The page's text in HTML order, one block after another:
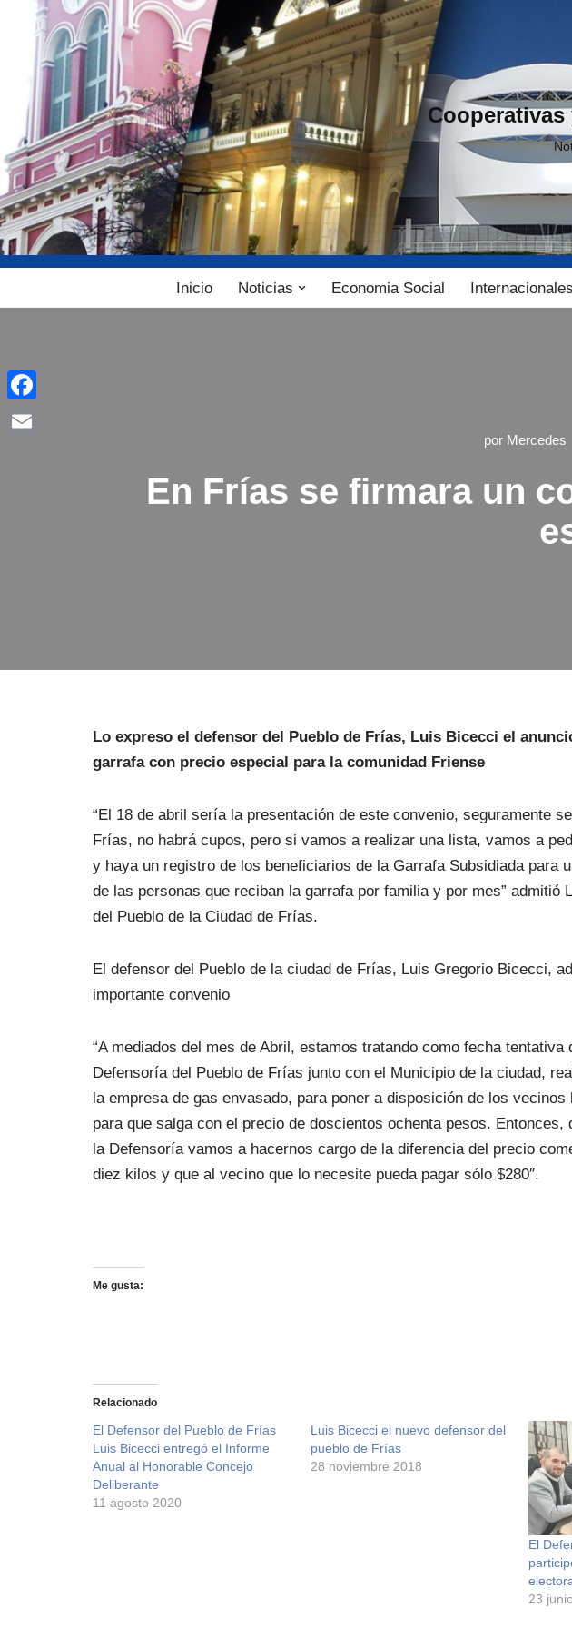
contenido
Inicio Noticias Economia Social Internacionales
por Mercedes
En Frías se firmara un
Lo expreso el defensor del Pueblo de Frías, Luis Bicecci el
garrafa con precio especial para la comunidad Friense
“El 18 de abril sería la presentación de este convenio, seguramente
Frías, no habrá cupos, pero si vamos a realizar una lista, vamos a
y haya un registro de los beneficiarios de la Garrafa Subsidiada para
de las personas que reciban la garrafa por familia y por mes” admitió
del Pueblo de la Ciudad de Frías.
El defensor del Pueblo de la ciudad de Frías, Luis Gregorio Bicecci,
importante convenio
“A mediados del mes de Abril, estamos tratando como fecha tentativa
Defensoría del Pueblo de Frías junto con el Municipio de la ciudad,
la empresa de gas envasado, para poner a disposición de los vecinos
para que salga con el precio de doscientos ochenta pesos. Entonces,
la Defensoría vamos a hacernos cargo de la diferencia del precio
diez kilos y que al vecino que lo necesite pueda pagar sólo $280″.
Me gusta:
Relacionado
El Defensor del Pueblo de Frías
Luis Bicecci entregó el Informe
Anual al Honorable Concejo
Deliberante
11 agosto 2020
Luis Bicecci el nuevo defensor del
pueblo de Frías
28 noviembre 2018
El
23
Facebook